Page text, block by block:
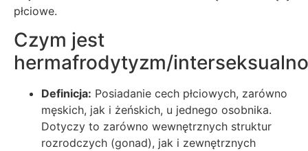
płciowe.
Czym jest
hermafrodytyzm/
Definicja: Posiadanie cech płciowych, zarówno
męskich, jak i żeńskich, u jednego osobnika.
Dotyczy to zarówno wewnętrznych struktur
rozrodczych (gonad), jak i zewnętrznych